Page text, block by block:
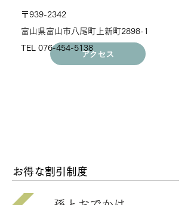
アクセス
〒939-2342
富山県富山市八尾町上新町2898-1
TEL 076-454-5138
​お得な割引制度